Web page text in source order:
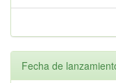
Fecha de